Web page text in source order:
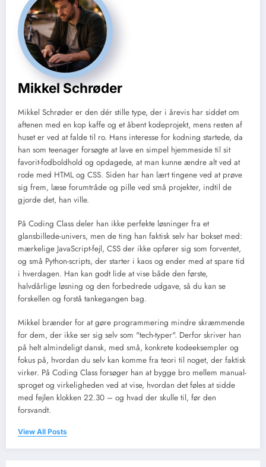
Mikkel Schrøder
Mikkel Schrøder er den dér stille type, der i årevis har siddet om
aftenen med en kop kaffe og et åbent kodeprojekt, mens resten af
huset er ved at falde til ro. Hans interesse for kodning startede, da
han som teenager forsøgte at lave en simpel hjemmeside til sit
favorit-fodboldhold og opdagede, at man kunne ændre alt ved at
rode med HTML og CSS. Siden har han lært tingene ved at prøve
sig frem, læse forumtråde og pille ved små projekter, indtil de
gjorde det, han ville.
På Coding Class deler han ikke perfekte løsninger fra et
glansbillede-univers, men de ting han faktisk selv har bokset med:
mærkelige JavaScript-fejl, CSS der ikke opfører sig som forventet,
og små Python-scripts, der starter i kaos og ender med at spare tid
i hverdagen. Han kan godt lide at vise både den første,
halvdårlige løsning og den forbedrede udgave, så du kan se
forskellen og forstå tankegangen bag.
Mikkel brænder for at gøre programmering mindre skræmmende
for dem, der ikke ser sig selv som "tech-typer". Derfor skriver han
på helt almindeligt dansk, med små, konkrete kodeeksempler og
fokus på, hvordan du selv kan komme fra teori til noget, der faktisk
virker. På Coding Class forsøger han at bygge bro mellem manual-
sproget og virkeligheden ved at vise, hvordan det føles at sidde
med fejlen klokken 22.30 – og hvad der skulle til, før den
forsvandt.
View All Posts